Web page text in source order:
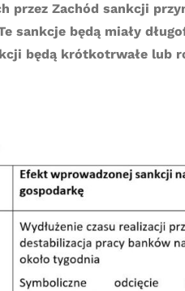
przez Zachód sankcji
sankcje będą miały
będą krótkotrwałe lub